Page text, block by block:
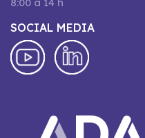
SOCIAL MEDIA